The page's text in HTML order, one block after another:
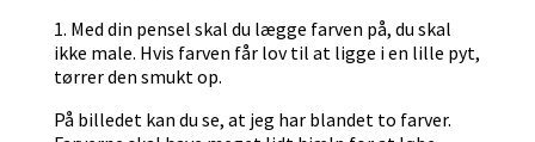
1. Med din pensel skal du lægge farven på, du skal
ikke male. Hvis farven får lov til at ligge i en lille pyt,
tørrer den smukt op.
På billedet kan du se, at jeg har blandet to farver.